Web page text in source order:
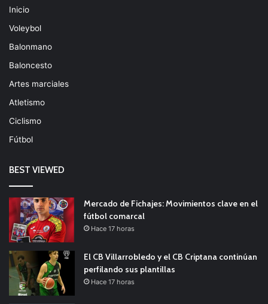
Inicio
Voleybol
Balonmano
Baloncesto
Artes marciales
Atletismo
Ciclismo
Fútbol
BEST VIEWED
Mercado de Fichajes: Movimientos clave en el
fútbol comarcal
Hace 17 horas
El CB Villarrobledo y el CB Criptana continúan
perfilando sus plantillas
Hace 17 horas